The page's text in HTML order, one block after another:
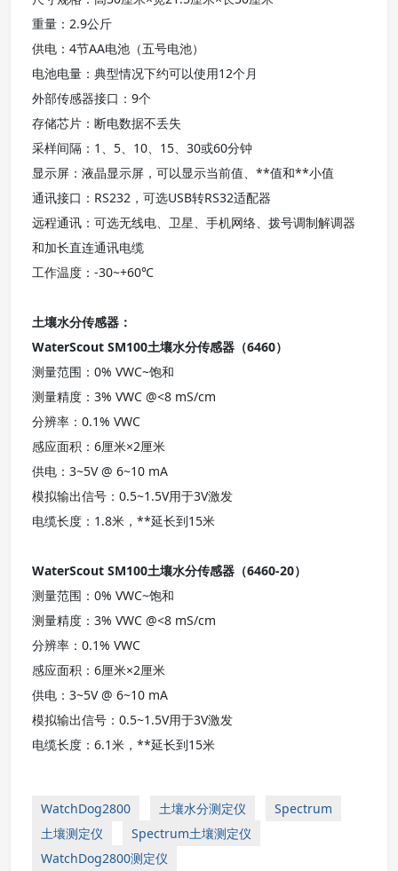
重量：2.9公斤
供电：4节AA电池（五号电池）
电池电量：典型情况下约可以使用12个月
外部传感器接口：9个
存储芯片：断电数据不丢失
采样间隔：1、5、10、15、30或60分钟
显示屏：液晶显示屏，可以显示当前值、**值和**小值
通讯接口：RS232，可选USB转RS32适配器
远程通讯：可选无线电、卫星、手机网络、拨号调制解调器
和加长直连通讯电缆
工作温度：-30~+60℃
土壤水分传感器：
WaterScout SM100土壤水分传感器（6460）
测量范围：0% VWC~饱和
测量精度：3% VWC @<8 mS/cm
分辨率：0.1% VWC
感应面积：6厘米×2厘米
供电：3~5V @ 6~10 mA
模拟输出信号：0.5~1.5V用于3V激发
电缆长度：1.8米，**延长到15米
WaterScout SM100土壤水分传感器（6460-20）
测量范围：0% VWC~饱和
测量精度：3% VWC @<8 mS/cm
分辨率：0.1% VWC
感应面积：6厘米×2厘米
供电：3~5V @ 6~10 mA
模拟输出信号：0.5~1.5V用于3V激发
电缆长度：6.1米，**延长到15米
WatchDog2800 土壤水分测定仪
Spectrum
土壤测定仪
Spectrum土壤测定仪
WatchDog2800测定仪